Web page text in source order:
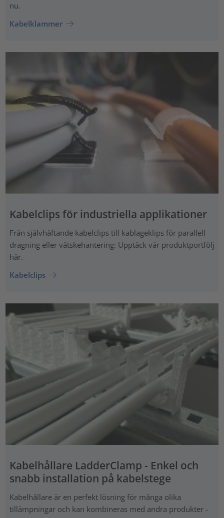
nu.
Kabelklammer
Kabelclips för industriella applikationer
Från självhäftande kabelclips till kablageklips för parallell
dragning eller vätskehantering: Upptäck vår produktportfölj
här.
Kabelclips
Kabelhållare LadderClamp - Enkel och
snabb installation på kabelstege
Kabelhållare är en perfekt lösning för många olika
tillämpningar och kan kombineras med andra produkter -